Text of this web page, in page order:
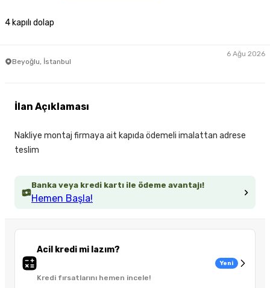
4 kapılı dolap
Beyoğlu, İstanbul
6 Ağu 2026
Banka veya kredi kartı ile ödeme avantajı!
Hemen Başla!
Acil kredi mi lazım?
Kredi fırsatlarını hemen incele!
Yeni
İlan Açıklaması
Nakliye montaj firmaya ait kapıda ödemeli imalattan adrese
teslim